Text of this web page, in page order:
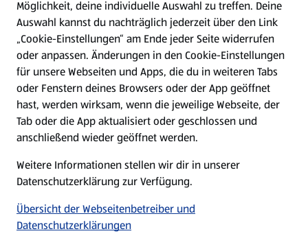
Hilfe & Kontakt
(öffnet in einem neuen Tab)
Unternehmen
Folge uns hier:
Möglichkeit, deine individuelle Auswahl zu treffen. Deine
Auswahl kannst du nachträglich jederzeit über den Link
„Cookie-Einstellungen“ am Ende jeder Seite widerrufen
oder anpassen. Änderungen in den Cookie-Einstellungen
für unsere Webseiten und Apps, die du in weiteren Tabs
oder Fenstern deines Browsers oder der App geöffnet
hast, werden wirksam, wenn die jeweilige Webseite, der
Tab oder die App aktualisiert oder geschlossen und
anschließend wieder geöffnet werden.
Weitere Informationen stellen wir dir in unserer
Datenschutzerklärung zur Verfügung.
Übersicht der Webseitenbetreiber und
Datenschutzerklärungen